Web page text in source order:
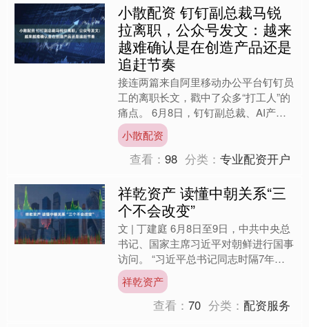
小散配资 钉钉副总裁马锐
拉离职，公众号发文：越来
越难确认是在创造产品还是
追赶节奏
接连两篇来自阿里移动办公平台钉钉员
工的离职长文，戳中了众多“打工人”的
痛点。 6月8日，钉钉副总裁、AI产品
负责人马锐拉在个人公众号上发布题为
《置身钉外》的文章....
小散配资
查看：98 分类：专业配资开户
祥乾资产 读懂中朝关系“三
个不会改变”
文 | 丁建庭 6月8日至9日，中共中央总
书记、国家主席习近平对朝鲜进行国事
访问。 “习近平总书记同志时隔7年再
次访问朝鲜，是朝鲜人民最尊重的贵
宾，我们表示最隆....
祥乾资产
查看：70 分类：配资服务